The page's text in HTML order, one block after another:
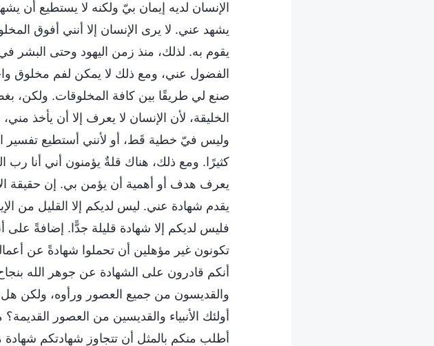
الإنسان لديه إيمان بيّ ولكنه لا يستطيع أن
يشهد عني. لا يرى الإنسان إلا أنني أفوق
يقوم به. لذلك، منذ زمن اليهود وحتى البشر
الفضول عني، ومع ذلك لا يمكن لفم مخلوق
صنع لي طريقًا بين كافة المخلوقات. ولكن،
الخليقة، لأن الإنسان لا يعرف إلا أن يأخذ
وليس فيّ خطية قَط، أو لأنني أستطيع تفسير
كثيرًا. ومع ذلك، هناك قلةٌ يؤمنون أني أنا رب
يعرف هدف أو أهمية أن يؤمن بي. إن حقيقة
يقدم شهادة عني. ليس لديكم إلا القليل من
فليس لديكم إلا شهادة قليلة جدًّا. إضافةً على
تكونون غير مؤهلين أن تحملوا شهادةً عن
أنكم قادرون على الشهادة عن جوهر الله بنجاح؟
والقديسون من جميع العصور ورأوه، ولكن
أولئك الأنبياء والقديسين من العصور
أطلب منكم بالمثل أن تتجاوز شهادتكم